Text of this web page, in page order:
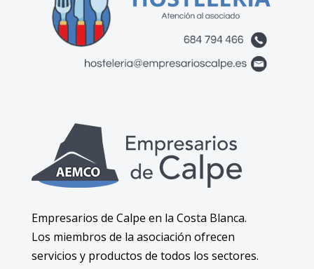
Empresarios de Calpe en la Costa Blanca.
Los miembros de la asociación ofrecen
servicios y productos de todos los sectores.